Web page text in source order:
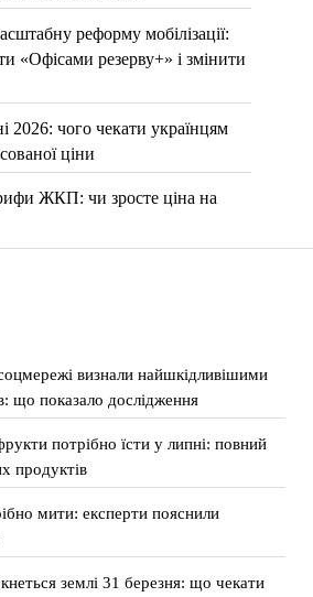
реформу мобілізації:
«Офісами резерву+» і змінити
2026: чого чекати українцям
ціни
ЖКП: чи зросте ціна на
визнали найшкідливішими
що показало дослідження
потрібно їсти у липні: повний
продуктів
мити: експерти пояснили
землі 31 березня: що чекати